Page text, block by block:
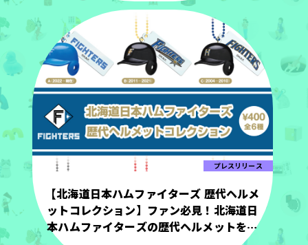
プレスリリース
【北海道日本ハムファイターズ 歴代ヘルメ
ットコレクション】ファン必見！北海道日
本ハムファイターズの歴代ヘルメットを手